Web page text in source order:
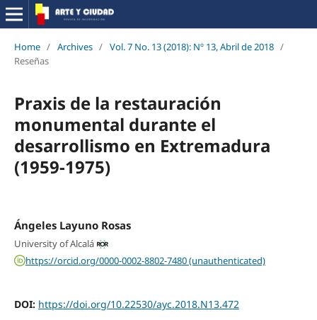
Home / Archives / Vol. 7 No. 13 (2018): Nº 13, Abril de 2018 /
Reseñas
Praxis de la restauración
monumental durante el
desarrollismo en Extremadura
(1959-1975)
Ángeles Layuno Rosas
University of Alcalá
https://orcid.org/0000-0002-8802-7480 (unauthenticated)
DOI: https://doi.org/10.22530/ayc.2018.N13.472